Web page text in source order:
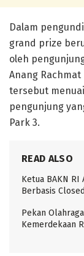
Dalam
grand prize
oleh
Anang
tersebut
pengunjung
Park 3.
READ ALSO
Ketua BAKN RI
Berbasis
Pekan
Kemerdekaan